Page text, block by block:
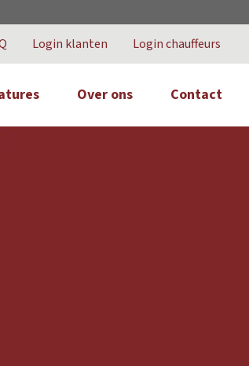
Login klanten Login chauffeurs
Over ons Contact